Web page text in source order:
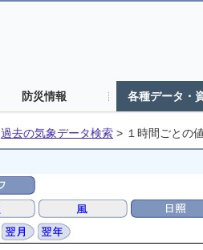
防災情報 各種データ・
過去の気象データ検索 > １時間ごとの